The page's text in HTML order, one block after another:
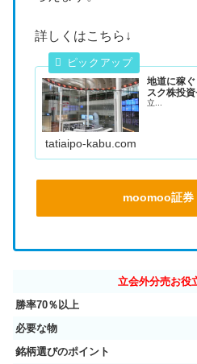
詳しくはこちら↓
地道に稼
スク株投
立...
tatiaipo-kabu.com
moomoo証券
立会外分売お役
勝率70％以上
必要な物
銘柄選びのポイント